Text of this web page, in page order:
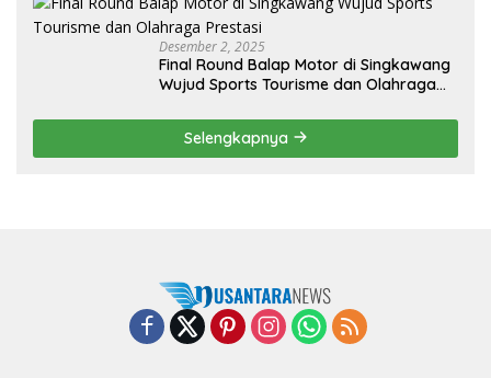
Desember 2, 2025
Final Round Balap Motor di Singkawang
Wujud Sports Tourisme dan Olahraga
Selengkapnya